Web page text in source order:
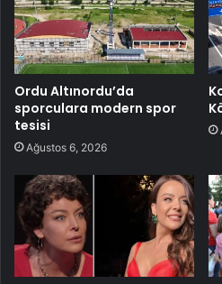
Ordu Altınordu’da
sporculara modern spor
tesisi
Ağustos 6, 2026